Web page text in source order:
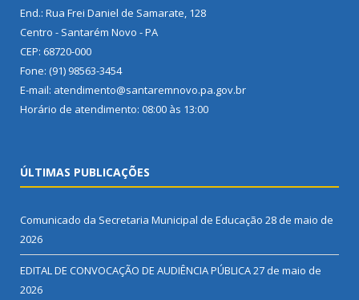
End.: Rua Frei Daniel de Samarate, 128
Centro - Santarém Novo - PA
CEP: 68720-000
Fone: (91) 98563-3454
E-mail: atendimento@santaremnovo.pa.gov.br
Horário de atendimento: 08:00 às 13:00
ÚLTIMAS PUBLICAÇÕES
Comunicado da Secretaria Municipal de Educação 28 de maio de
2026
EDITAL DE CONVOCAÇÃO DE AUDIÊNCIA PÚBLICA27 de maio de
2026